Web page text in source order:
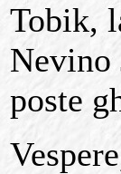
Tobik,
Nevino
poste